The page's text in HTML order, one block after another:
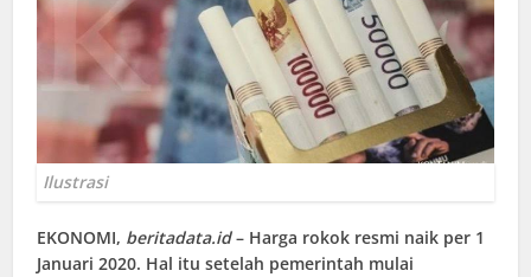
Ilustrasi
EKONOMI, beritadata.id– Harga rokok resmi naik per 1
Januari 2020. Hal itu setelah pemerintah mulai